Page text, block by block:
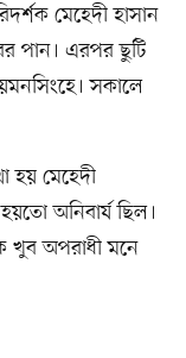
মেহেদী হাসান
পান। এরপর ছুটি
সকালে
হয় মেহেদী
অনিবার্য ছিল।
খুব অপরাধী মনে